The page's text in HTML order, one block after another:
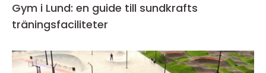
Gym i Lund: en guide till sundkrafts
träningsfaciliteter